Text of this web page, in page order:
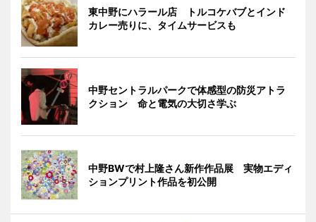
東中野にハラール店 トルコケバブとインド
カレー売りに、タイムサービスも
中野セントラルパークで体感型の防災アトラ
クション 命と電気の大切さ学ぶ
中野BWで村上隆さん新作作品展 実物エディ
ションプリント作品を初公開